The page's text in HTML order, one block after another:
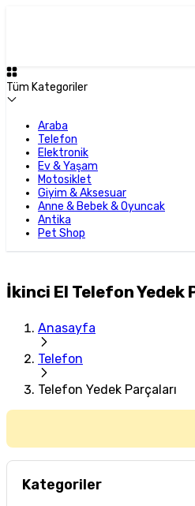
Tüm Kategoriler
Araba
Telefon
Elektronik
Ev & Yaşam
Motosiklet
Giyim & Aksesuar
Anne & Bebek & Oyuncak
Antika
Pet Shop
İkinci El Telefon Yedek
Anasayfa
Telefon
Telefon Yedek Parçaları
Kategoriler